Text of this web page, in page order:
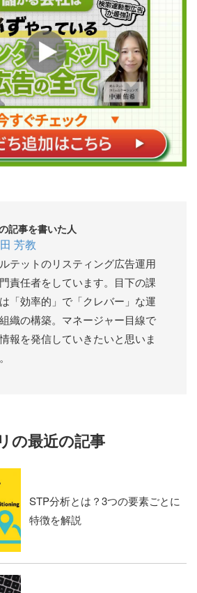
記事を書いた人
芳教
テットのリスティング広告運用
責任者をしています。目下の課
「効率的」で「クレバー」な運
織の構築。マネージャー目線で
報を発信していきたいと思いま
の最近の記事
STP分析とは？3つの要素ごとに
特徴を解説